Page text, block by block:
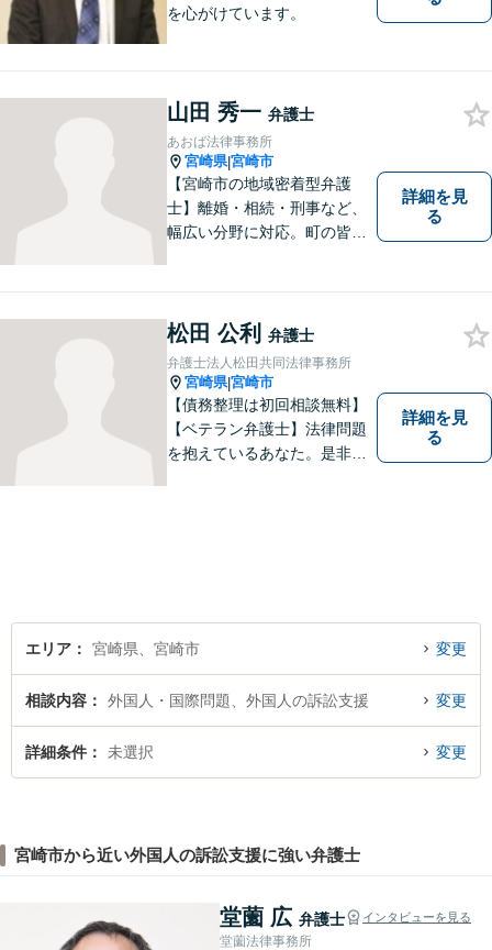
を心がけています。
山田 秀一 弁護士
あおば法律事務所
宮崎県|宮崎市
【宮崎市の地域密着型弁護
士】離婚・相続・刑事など、
幅広い分野に対応。町の皆様
ださい。きっと道が開けま
す。
詳細を見
る
松田 公利 弁護士
弁護士法人松田共同法律事務所
宮崎県|宮崎市
【債務整理は初回相談無料】
【ベテラン弁護士】法律問題
を抱えているあなた。是非一
詳細を見
る
エリア 宮崎県、宮崎市 変更
相談内容 外国人・国際問題、外国人の訴訟支援 変更
詳細条件 未選択 変更
宮崎市から近い外国人の訴訟支援に強い弁護士
堂薗 広 弁護士 インタビューを見る
堂薗法律事務所